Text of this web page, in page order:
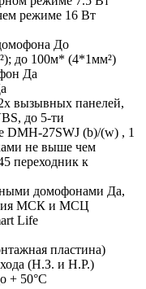
режиме 16 Вт
До
до 100м* (4*1мм²)
Да
вызывных панелей,
до 5-ти
DMH-27SWJ (b)/(w) , 1
не выше чем
переходник к
домофонами Да,
МСК и МСЦ
Life
пластина)
(Н.З. и Н.Р.)
+ 50°С